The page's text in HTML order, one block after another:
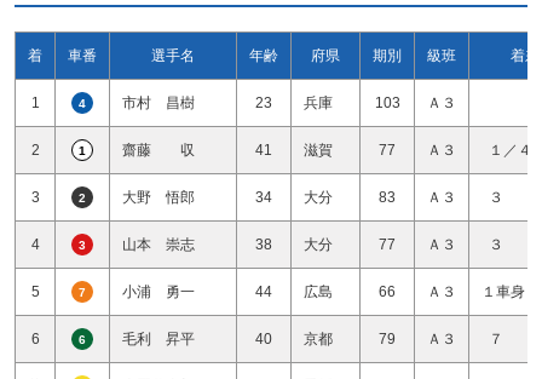
着 車番 選手名 年齢 府県 期別 級班 着差
1 4 市村 昌樹 23 兵庫 103 Ａ３
2 1 齋藤 収 41 滋賀 77 Ａ３ １／４
3 2 大野 悟郎 34 大分 83 Ａ３ ３
4 3 山本 崇志 38 大分 77 Ａ３ ３
5 7 小浦 勇一 44 広島 66 Ａ３ １車身
6 6 毛利 昇平 40 京都 79 Ａ３ ７